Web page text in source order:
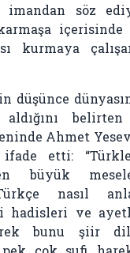
imandan söz
kurmaya
düşünce
aldığını
Ahmet
ifade etti:
büyük
nasıl
hadisleri ve
bunu şiir